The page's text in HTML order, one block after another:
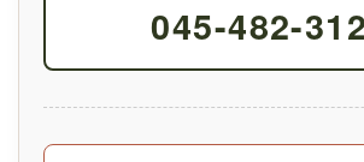
045-482-